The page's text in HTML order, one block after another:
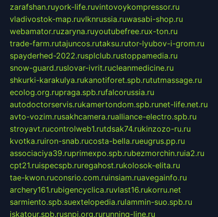
zarafshan.ruyork-life.ruvintovoykompressor.ru
vladivostok-map.ruvlknrussia.ruwasabi-shop.ru
webamator.ruzaryna.ruyoutubefree.rux-ton.ru
trade-farm.rutajuncos.rutaksu.rutor-lyubov-i-grom.ru
spayderhed-2022.rusplclub.rustoppamedia.ru
snow-guard.ruslovar-ivrit.rucleanmedicine.ru
shkurki-karakulya.rukanotiforet.spb.rututmassage.ru
ecolog.org.rupraga.spb.rufalcorussia.ru
autodoctorservis.rukamertondom.spb.runet-life.net.ru
avto-vozim.rusakhcamera.rualliance-electro.spb.ru
stroyavt.rucontrolweb1.rutdsak74.rukinzozo-ru.ru
kvotka.ruiron-snab.rucosta-bella.rueugrus.pp.ru
associaciya39.ruprimexpo.spb.rubezmorchin.ruia2.ru
cpt21.ruispecspb.ruregahost.rukolosok-elita.ru
tae-kwon.ruconsrio.com.ruinsiam.ruavegainfo.ru
archery161.rubigencyclica.ruvlast16.rukorru.net
sarmiento.spb.suextelopedia.rulammin-suo.spb.ru
iskatour.spb.rusnpi.org.rurunning-line.ru